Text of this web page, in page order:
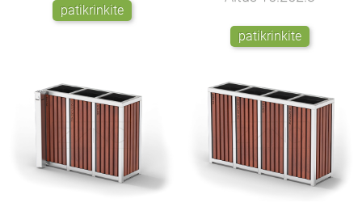
patikrinkite
patikrinkite